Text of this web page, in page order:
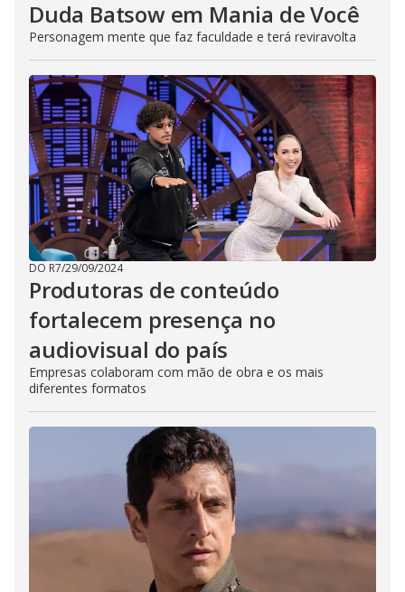
Duda Batsow em Mania de Você
Personagem mente que faz faculdade e terá reviravolta
DO R7/29/09/2024
Produtoras de conteúdo
fortalecem presença no
audiovisual do país
Empresas colaboram com mão de obra e os mais
diferentes formatos